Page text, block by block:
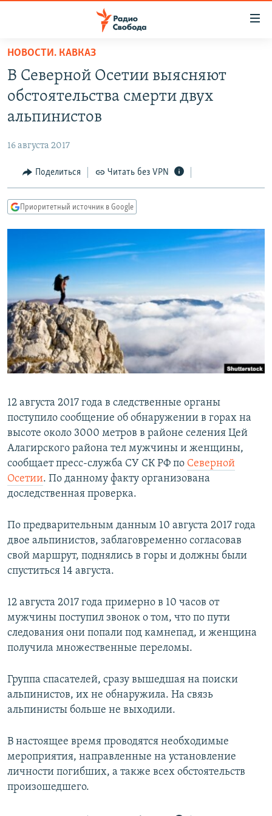
упрощенного
доступа
Вернуться
основному
Вернутся
Вернутся
ПОДКАСТЫ
МНЕНИЯ
КУЛЬТУРА
КАВКАЗ.РЕАЛИИ
СИБИРЬ.РЕАЛИИ
РАСПИСАНИЕ ВЕЩАНИЯ
ПОДПИШИТЕСЬ НА РАССЫЛКУ
СОЦИАЛЬНЫЕ СЕТИ
Все сайты РСЕ/РС
НОВОСТИ. КАВКАЗ
В Северной Осетии выясняют
обстоятельства смерти двух
альпинистов
16 августа 2017
Поделиться Читать без VPN
Приоритетный источник в Google
12 августа 2017 года в следственные органы
поступило сообщение об обнаружении в горах на
высоте около 3000 метров в районе селения Цей
Алагирского района тел мужчины и женщины,
сообщает пресс-служба СУ СК РФ по Северной
Осетии. По данному факту организована
доследственная проверка.
По предварительным данным 10 августа 2017 года
двое альпинистов, заблаговременно согласовав
свой маршрут, поднялись в горы и должны были
спуститься 14 августа.
12 августа 2017 года примерно в 10 часов от
мужчины поступил звонок о том, что по пути
следования они попали под камнепад, и женщина
получила множественные переломы.
Группа спасателей, сразу вышедшая на поиски
альпинистов, их не обнаружила. На связь
альпинисты больше не выходили.
В настоящее время проводятся необходимые
мероприятия, направленные на установление
личности погибших, а также всех обстоятельств
произошедшего.